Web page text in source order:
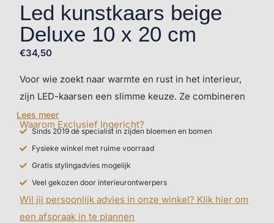
Led kunstkaars beige
Deluxe 10 x 20 cm
€34,50
Voor wie zoekt naar warmte en rust in het interieur,
zijn LED-kaarsen een slimme keuze. Ze combineren
de sfeer van echt kaarslicht met het gemak van
moderne techniek. Deze beige kunstkaarsen brengen
precies dat: eenvoud, comfort en een gevoel van
thuiskomen. Afmeting Led kunstkaars beige Deluxe
10 x 20 cm.
Lees meer
Waarom Exclusief Ingericht?
Sinds 2019 dé specialist in zijden bloemen en bomen
Fysieke winkel met ruime voorraad
Gratis stylingadvies mogelijk
Veel gekozen door interieurontwerpers
Wil jij persoonlijk advies in onze winkel? Klik hier om
een afspraak in te plannen